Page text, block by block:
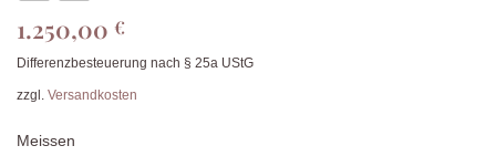
1.250,00 €
Differenzbesteuerung nach § 25a UStG
zzgl. Versandkosten
Meissen